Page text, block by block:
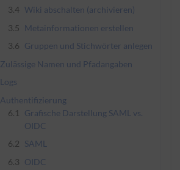
3.4 Wiki abschalten (archivieren)
3.5 Metainformationen erstellen
3.6 Gruppen und Stichwörter anlegen
Zulässige Namen und Pfadangaben
Logs
Authentifizierung
6.1
Grafische Darstellung SAML vs.
OIDC
6.2 SAML
6.3 OIDC